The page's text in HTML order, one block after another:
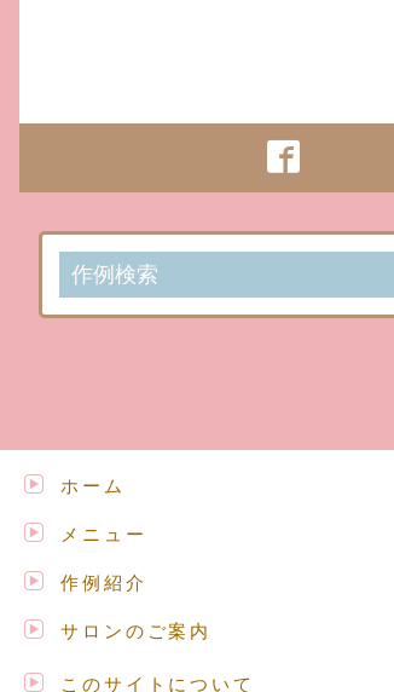
作例検索
ホーム
メニュー
作例紹介
サロンのご案内
このサイトについて